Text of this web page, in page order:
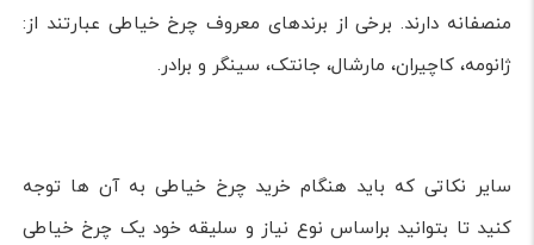
منصفانه دارند. برخی از برندهای معروف چرخ خیاطی عبارتند از:
ژانومه، کاچیران، مارشال، جانتک، سینگر و برادر.
سایر نکاتی که باید هنگام خرید چرخ خیاطی به آن ها توجه
کنید تا بتوانید براساس نوع نیاز و سلیقه خود یک چرخ خیاطی